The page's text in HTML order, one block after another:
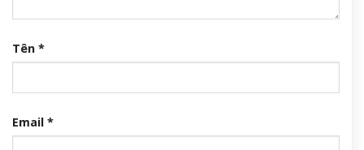
Tên *
Email *